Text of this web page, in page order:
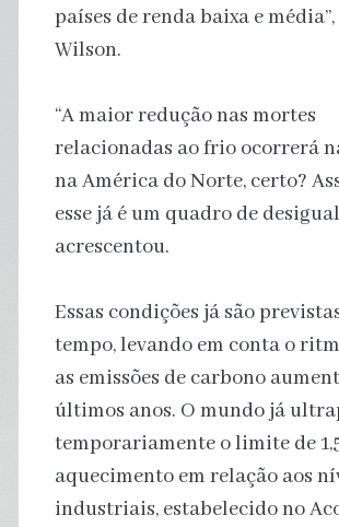
países de renda baixa e
Wilson.
“A maior redução nas mortes
relacionadas ao frio ocorrerá
na América do Norte, certo?
esse já é um quadro de
acrescentou.
Essas condições já são
tempo, levando em conta o
as emissões de carbono
últimos anos. O mundo já
temporariamente o limite de
aquecimento em relação aos
industriais, estabelecido no